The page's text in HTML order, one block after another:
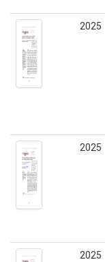
2025
2025
2025